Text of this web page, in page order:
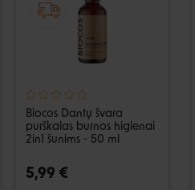
Biocos Dantų švara
purškalas burnos higienai
2in1 šunims - 50 ml
5,99 €